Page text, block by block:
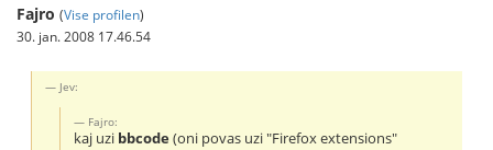
Fajro (Vise profilen)
30. jan. 2008 17.46.54
Jev:
Fajro:
kaj uzi bbcode(oni povas uzi "Firefox extensions"